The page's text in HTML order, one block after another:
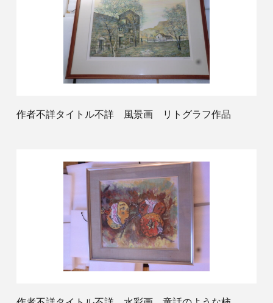
作者不詳タイトル不詳 風景画 リトグラフ作品